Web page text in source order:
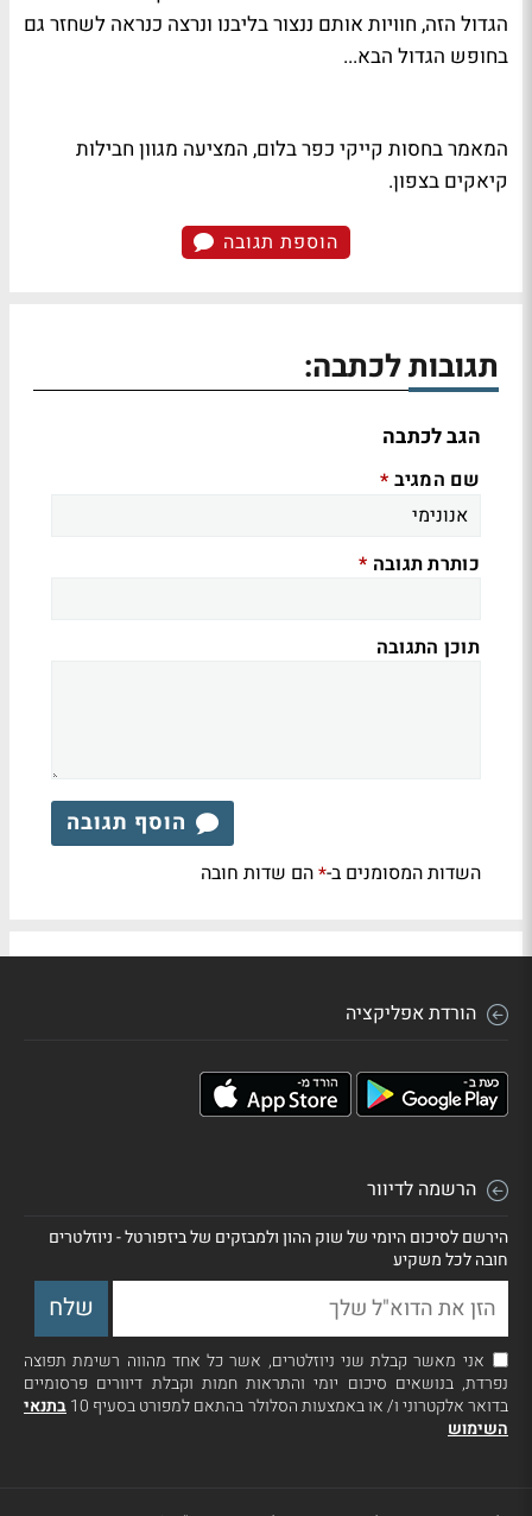
הגדול הזה, חוויות אותם ננצור בליבנו ונרצה כנראה לשחזר גם
בחופש הגדול הבא...
המאמר בחסות קייקי כפר בלום, המציעה מגוון חבילות
קיאקים בצפון.
הוספת תגובה
תגובות לכתבה:
הגב לכתבה
שם המגיב *
כותרת תגובה *
תוכן התגובה
הוסף תגובה
השדות המסומנים ב-*הם שדות חובה
הורדת אפליקציה
הרשמה לדיוור
הירשם לסיכום היומי של שוק ההון ולמבזקים של ביזפורטל - ניוזלטרים
חובה לכל משקיע
אני מאשר קבלת שני ניוזלטרים, אשר כל אחד מהווה רשימת תפוצה
נפרדת, בנושאים סיכום יומי והתראות חמות וקבלת דיוורים פרסומיים
בדואר אלקטרוני ו/ או באמצעות הסלולר בהתאם למפורט בסעיף 10
בתנאי
השימוש